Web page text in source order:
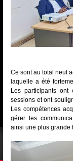
Ce sont au total neuf
laquelle a été
Les participants
sessions et ont
Les compétences
gérer les
ainsi une plus grande